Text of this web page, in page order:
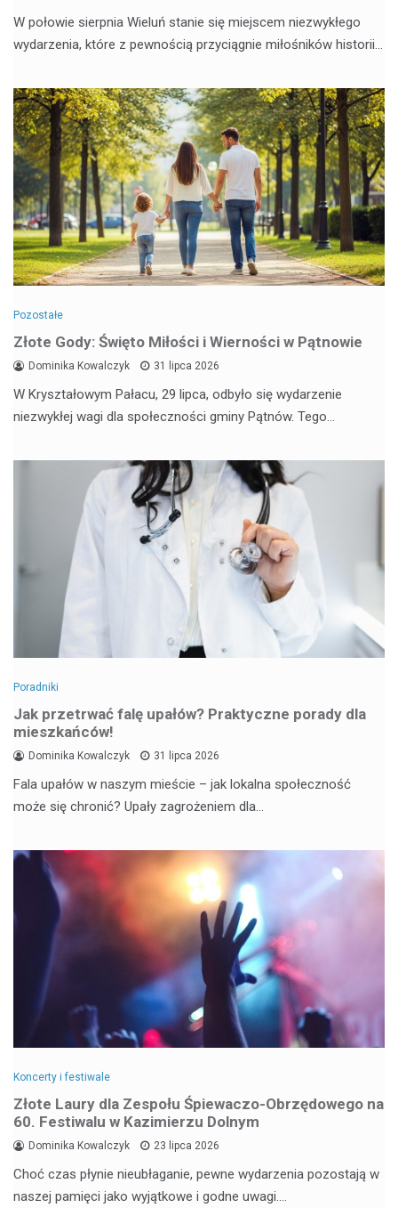
W połowie sierpnia Wieluń stanie się miejscem niezwykłego
wydarzenia, które z pewnością przyciągnie miłośników historii…
Pozostałe
Złote Gody: Święto Miłości i Wierności w Pątnowie
Dominika Kowalczyk 31 lipca 2026
W Kryształowym Pałacu, 29 lipca, odbyło się wydarzenie
niezwykłej wagi dla społeczności gminy Pątnów. Tego…
Poradniki
Jak przetrwać falę upałów? Praktyczne porady dla
mieszkańców!
Dominika Kowalczyk 31 lipca 2026
Fala upałów w naszym mieście – jak lokalna społeczność
może się chronić? Upały zagrożeniem dla…
Koncerty i festiwale
Złote Laury dla Zespołu Śpiewaczo-Obrzędowego na
60. Festiwalu w Kazimierzu Dolnym
Dominika Kowalczyk 23 lipca 2026
Choć czas płynie nieubłaganie, pewne wydarzenia pozostają w
naszej pamięci jako wyjątkowe i godne uwagi.…